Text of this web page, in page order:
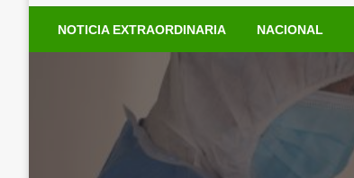
NOTICIA EXTRAORDINARIA NACIONAL